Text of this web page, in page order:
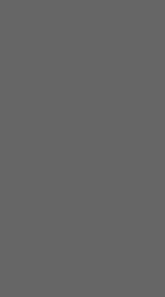
zu
erlaubt
direkt nach